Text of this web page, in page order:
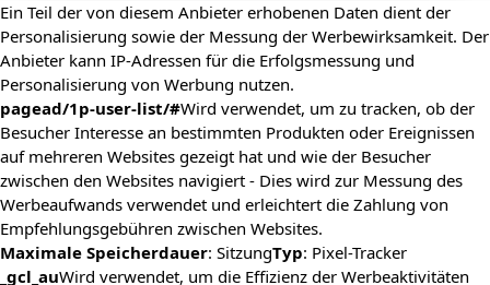
Ein Teil der von diesem Anbieter erhobenen Daten dient der
Personalisierung sowie der Messung der Werbewirksamkeit. Der
Anbieter kann IP-Adressen für die Erfolgsmessung und
Personalisierung von Werbung nutzen.
pagead/1p-user-list/#Wird verwendet, um zu tracken, ob der
Besucher Interesse an bestimmten Produkten oder Ereignissen
auf mehreren Websites gezeigt hat und wie der Besucher
zwischen den Websites navigiert - Dies wird zur Messung des
Werbeaufwands verwendet und erleichtert die Zahlung von
Empfehlungsgebühren zwischen Websites.
Maximale Speicherdauer: SitzungTyp: Pixel-Tracker
_gcl_auWird verwendet, um die Effizienz der Werbeaktivitäten